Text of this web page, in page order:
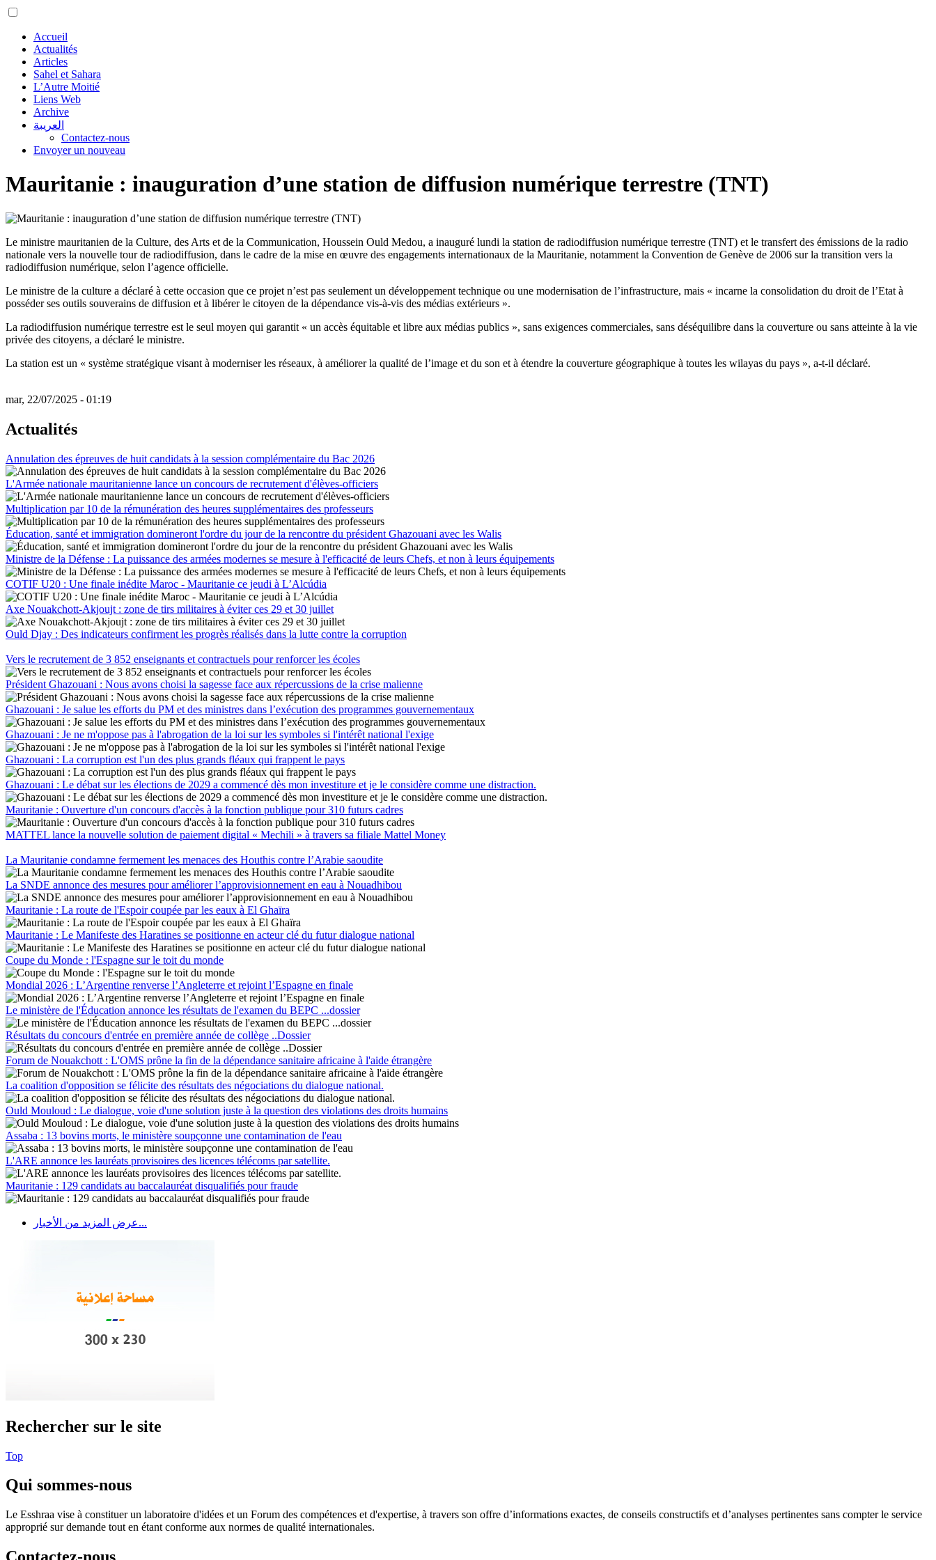
Accueil
Actualités
Articles
Sahel et Sahara
L’Autre Moitié
Liens Web
Archive
العريبة
Contactez-nous
Envoyer un nouveau
Mauritanie : inauguration d’une station de diffusion numérique terrestre (TNT)
Le ministre mauritanien de la Culture, des Arts et de la Communication, Houssein Ould Medou, a inauguré lundi la station de radiodiffusion numérique terrestre (TNT) et le transfert des émissions de la radio
nationale vers la nouvelle tour de radiodiffusion, dans le cadre de la mise en œuvre des engagements internationaux de la Mauritanie, notamment la Convention de Genève de 2006 sur la transition vers la
radiodiffusion numérique, selon l’agence officielle.
Le ministre de la culture a déclaré à cette occasion que ce projet n’est pas seulement un développement technique ou une modernisation de l’infrastructure, mais « incarne la consolidation du droit de l’Etat à
posséder ses outils souverains de diffusion et à libérer le citoyen de la dépendance vis-à-vis des médias extérieurs ».
La radiodiffusion numérique terrestre est le seul moyen qui garantit « un accès équitable et libre aux médias publics », sans exigences commerciales, sans déséquilibre dans la couverture ou sans atteinte à la vie
privée des citoyens, a déclaré le ministre.
La station est un « système stratégique visant à moderniser les réseaux, à améliorer la qualité de l’image et du son et à étendre la couverture géographique à toutes les wilayas du pays », a-t-il déclaré.
mar, 22/07/2025 - 01:19
Actualités
Annulation des épreuves de huit candidats à la session complémentaire du Bac 2026
L'Armée nationale mauritanienne lance un concours de recrutement d'élèves-officiers
Multiplication par 10 de la rémunération des heures supplémentaires des professeurs
Éducation, santé et immigration domineront l'ordre du jour de la rencontre du président Ghazouani avec les Walis
Ministre de la Défense : La puissance des armées modernes se mesure à l'efficacité de leurs Chefs, et non à leurs équipements
COTIF U20 : Une finale inédite Maroc - Mauritanie ce jeudi à L’Alcúdia
Axe Nouakchott-Akjoujt : zone de tirs militaires à éviter ces 29 et 30 juillet
Ould Djay : Des indicateurs confirment les progrès réalisés dans la lutte contre la corruption
Vers le recrutement de 3 852 enseignants et contractuels pour renforcer les écoles
Président Ghazouani : Nous avons choisi la sagesse face aux répercussions de la crise malienne
Ghazouani : Je salue les efforts du PM et des ministres dans l’exécution des programmes gouvernementaux
Ghazouani : Je ne m'oppose pas à l'abrogation de la loi sur les symboles si l'intérêt national l'exige
Ghazouani : La corruption est l'un des plus grands fléaux qui frappent le pays
Ghazouani : Le débat sur les élections de 2029 a commencé dès mon investiture et je le considère comme une distraction.
Mauritanie : Ouverture d'un concours d'accès à la fonction publique pour 310 futurs cadres
MATTEL lance la nouvelle solution de paiement digital « Mechili » à travers sa filiale Mattel Money
La Mauritanie condamne fermement les menaces des Houthis contre l’Arabie saoudite
La SNDE annonce des mesures pour améliorer l’approvisionnement en eau à Nouadhibou
Mauritanie : La route de l'Espoir coupée par les eaux à El Ghaïra
Mauritanie : Le Manifeste des Haratines se positionne en acteur clé du futur dialogue national
Coupe du Monde : l'Espagne sur le toit du monde
Mondial 2026 : L’Argentine renverse l’Angleterre et rejoint l’Espagne en finale
Le ministère de l'Éducation annonce les résultats de l'examen du BEPC ...dossier
Résultats du concours d'entrée en première année de collège ..Dossier
Forum de Nouakchott : L'OMS prône la fin de la dépendance sanitaire africaine à l'aide étrangère
La coalition d'opposition se félicite des résultats des négociations du dialogue national.
Ould Mouloud : Le dialogue, voie d'une solution juste à la question des violations des droits humains
Assaba : 13 bovins morts, le ministère soupçonne une contamination de l'eau
L'ARE annonce les lauréats provisoires des licences télécoms par satellite.
Mauritanie : 129 candidats au baccalauréat disqualifiés pour fraude
عرض المزيد من الأخبار...
Rechercher sur le site
Top
Qui sommes-nous
Le Esshraa vise à constituer un laboratoire d'idées et un Forum des compétences et d'expertise, à travers son offre d’informations exactes, de conseils constructifs et d’analyses pertinentes sans compter le service
approprié sur demande tout en étant conforme aux normes de qualité internationales.